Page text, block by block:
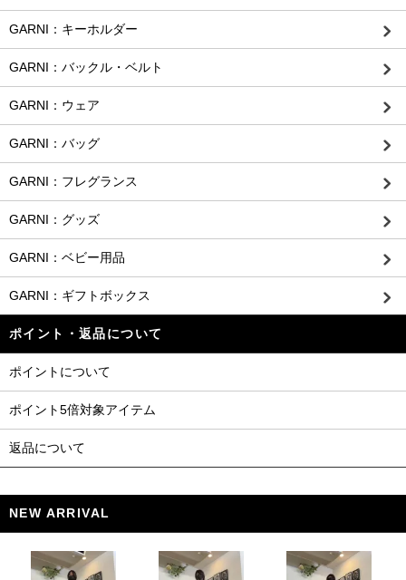
GARNI：キーホルダー
GARNI：バックル・ベルト
GARNI：ウェア
GARNI：バッグ
GARNI：フレグランス
GARNI：グッズ
GARNI：ベビー用品
GARNI：ギフトボックス
ポイント・返品について
ポイントについて
ポイント5倍対象アイテム
返品について
NEW ARRIVAL